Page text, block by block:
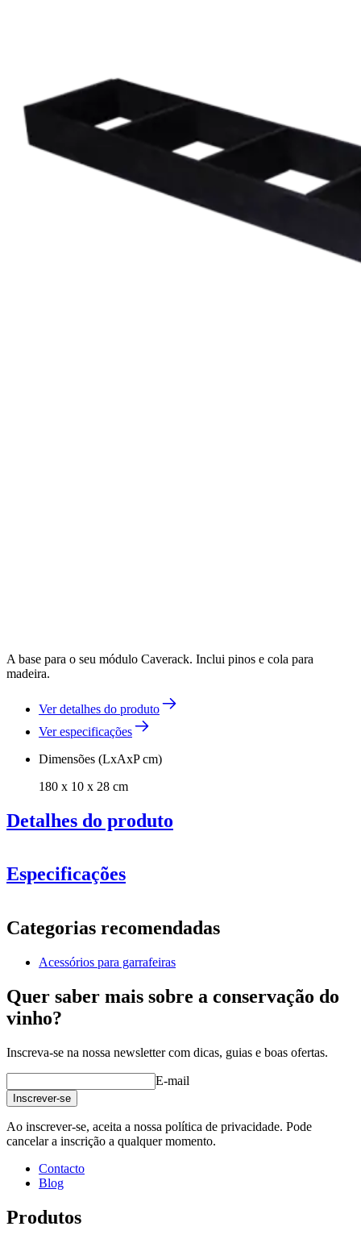
A base para o seu módulo Caverack. Inclui pinos e cola para
madeira.
Ver detalhes do produto
Ver especificações
Dimensões (LxAxP cm)
180 x 10 x 28 cm
Detalhes do produto
Se pretender encomendar o modelo antigo adequado aos seus
modelos anteriores, contacte-nos.
Crie a sua própria configuração com estes módulos usando a nossa
ferramenta online para decoração de adegas
Especificações
Número do produtoS403
Geral
Posicionamento
Chão
FabricanteCaverack
acabamento
Dimensões (LxAxP cm)
Altura (cm)10
Largura (cm)
Peso (kg)4.9
Categorias recomendadas
Acessórios para garrafeiras
Quer saber mais sobre a conservação do
vinho?
Inscreva-se na nossa newsletter com dicas, guias e boas ofertas.
E-mail
Inscrever-se
Ao inscrever-se, aceita a nossa política de privacidade. Pode
cancelar a inscrição a qualquer momento.
Contacto
Blog
Produtos